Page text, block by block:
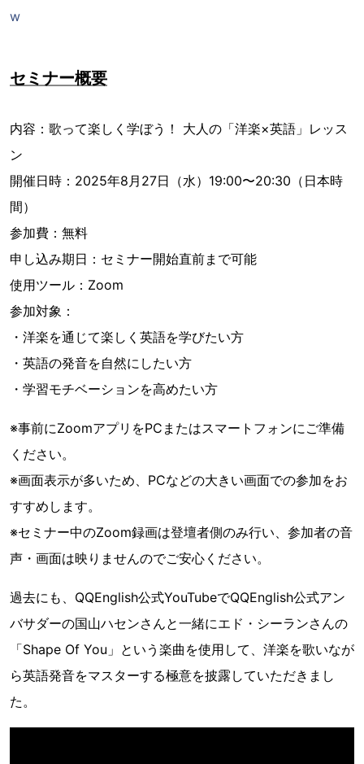
w
セミナー概要
内容：歌って楽しく学ぼう！ 大人の「洋楽×英語」レッス
ン
開催日時：2025年8月27日（水）19:00〜20:30（日本時
間）
参加費：無料
申し込み期日：セミナー開始直前まで可能
使用ツール：Zoom
参加対象：
・洋楽を通じて楽しく英語を学びたい方
・英語の発音を自然にしたい方
・学習モチベーションを高めたい方
※事前にZoomアプリをPCまたはスマートフォンにご準備
ください。
※画面表示が多いため、PCなどの大きい画面での参加をお
すすめします。
※セミナー中のZoom録画は登壇者側のみ行い、参加者の音
声・画面は映りませんのでご安心ください。
過去にも、QQEnglish公式YouTubeでQQEnglish公式アン
バサダーの国山ハセンさんと一緒にエド・シーランさんの
「Shape Of You」という楽曲を使用して、洋楽を歌いなが
ら英語発音をマスターする極意を披露していただきまし
た。